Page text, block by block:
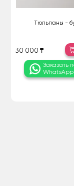
Тюльпаны -
30 000 ₸
Заказать
WhatsApp